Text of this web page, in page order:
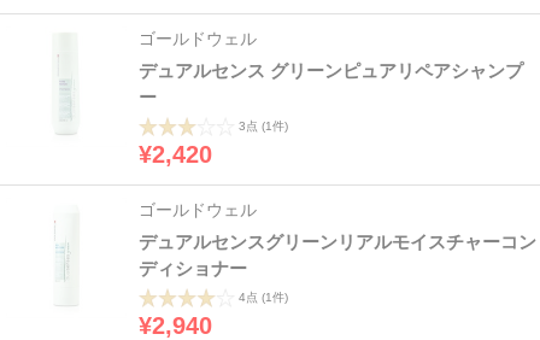
ゴールドウェル
デュアルセンス グリーンピュアリペアシャンプ
ー
3点 (1件)
¥2,420
ゴールドウェル
デュアルセンスグリーンリアルモイスチャーコン
ディショナー
4点 (1件)
¥2,940